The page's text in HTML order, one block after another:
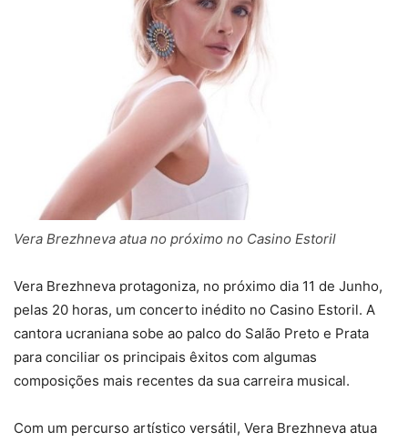
Vera Brezhneva atua no próximo no Casino Estoril
Vera Brezhneva protagoniza, no próximo dia 11 de Junho,
pelas 20 horas, um concerto inédito no Casino Estoril. A
cantora ucraniana sobe ao palco do Salão Preto e Prata
para conciliar os principais êxitos com algumas
composições mais recentes da sua carreira musical.
Com um percurso artístico versátil, Vera Brezhneva atua